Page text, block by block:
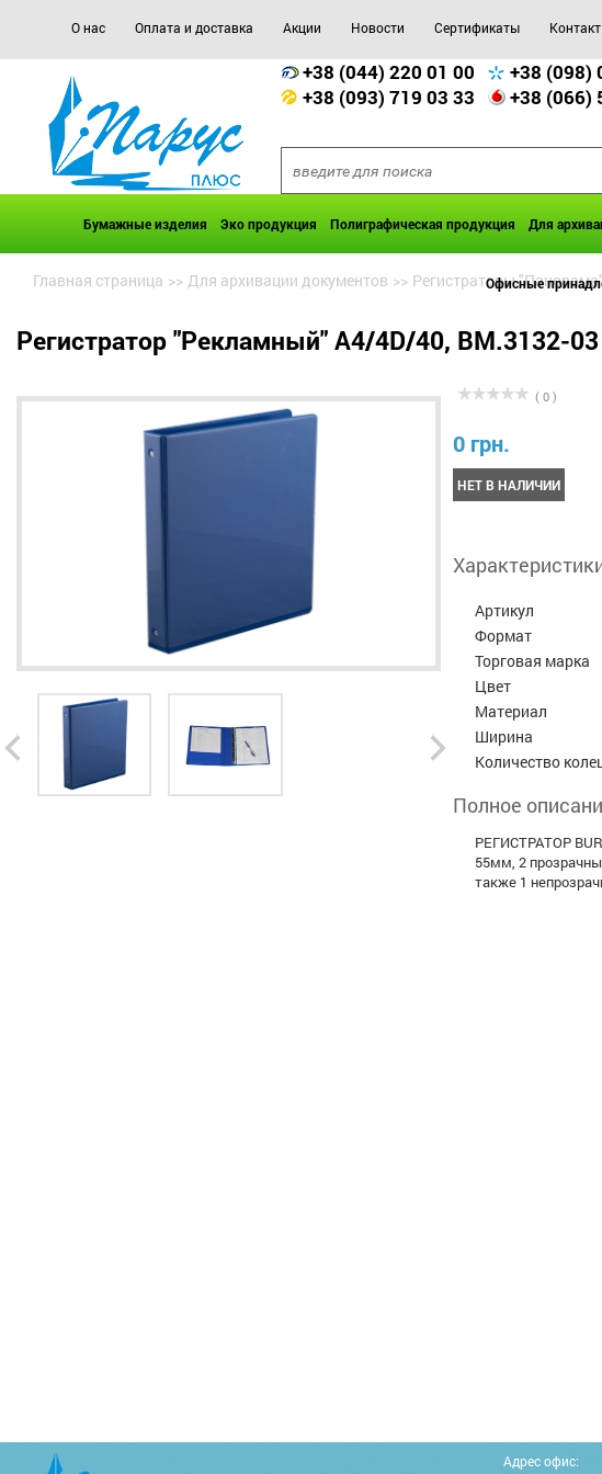
О нас Оплата и доставка Акции Новости Сертификаты
+38 (044) 220 01 00
+38 (098)
+38 (093) 719 03 33
+38 (066)
Бумажные изделия Эко продукция Полиграфическая продукция Для
Офисные
Главная страница >> Для архивации документов >> Регистраторы
Регистратор "Рекламный" А4/4D/40, BM.3132-
( 0 )
0 грн.
НЕТ В НАЛИЧИИ
Артикул
Формат
Торговая марка
Цвет
Материал
Ширина
Количество
Полное
РЕГИСТРАТОР
55мм, 2
также 1
Адрес офис: